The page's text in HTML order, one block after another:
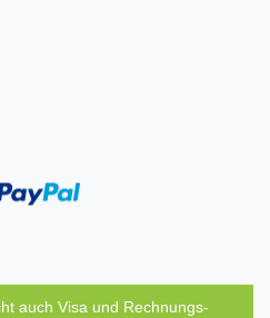
auch Visa und Rechnungs-